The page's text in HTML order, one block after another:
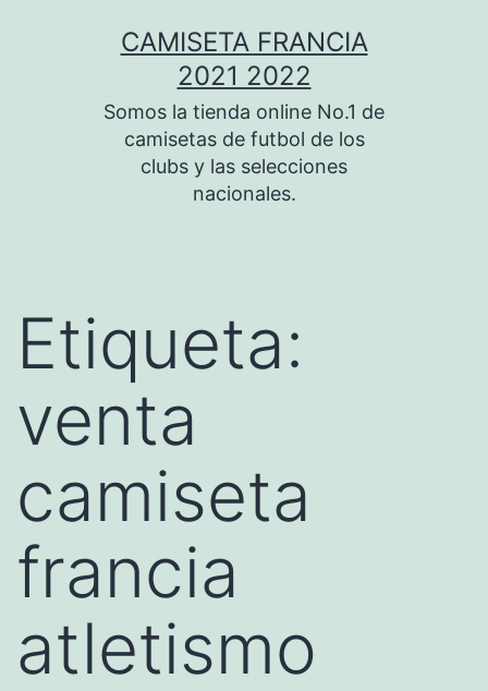
CAMISETA FRANCIA
2021 2022
Somos la tienda online No.1 de
camisetas de futbol de los
clubs y las selecciones
nacionales.
Etiqueta:
venta
camiseta
francia
atletismo